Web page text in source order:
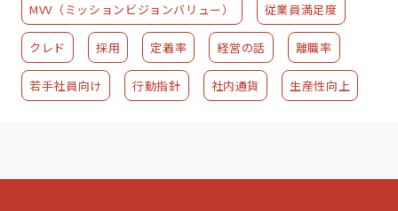
MVV（ミッションビジョンバリュー） 従業員満足度
クレド 採用 定着率 経営の話 離職率
若手社員向け 行動指針 社内通貨 生産性向上